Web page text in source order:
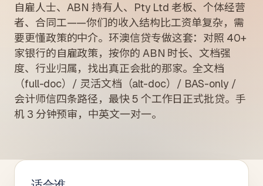
自雇人士、ABN 持有人、Pty Ltd 老板、个体经营
者、合同工——你们的收入结构比工资单复杂，需
要更懂政策的中介。环澳信贷专做这套：对照 40+
家银行的自雇政策，按你的 ABN 时长、文档强
度、行业归属，找出真正会批的那家。全文档
（full-doc）/ 灵活文档（alt-doc）/ BAS-only /
会计师信四条路径，最快 5 个工作日正式批贷。手
机 3 分钟预审，中英文一对一。